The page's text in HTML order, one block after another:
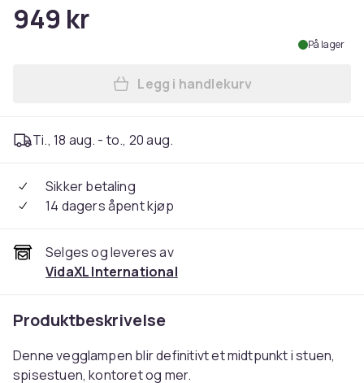
949 kr
På lager
Legg vidaXL Vegglampe
Legg i handlekurv
Ti., 18 aug. - to., 20 aug.
Sikker betaling
14 dagers åpent kjøp
Selges og leveres av
VidaXL International
Produktbeskrivelse
Denne vegglampen blir definitivt et midtpunkt i stuen,
spisestuen, kontoret og mer.